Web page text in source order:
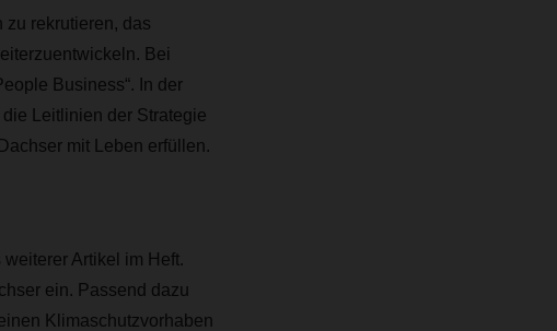
zu rekrutieren, das
Bei
Business“. In der
Leitlinien der Strategie
mit Leben erfüllen.
Artikel im Heft.
ein. Passend dazu
Klimaschutzvorhaben